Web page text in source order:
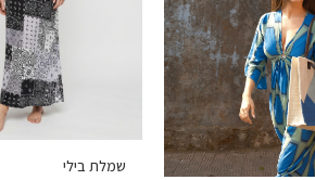
שמלת בילי